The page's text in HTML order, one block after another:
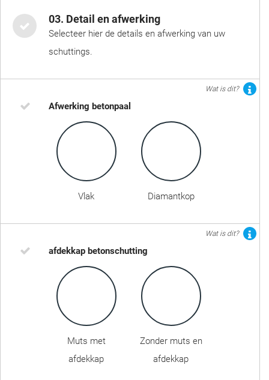
03. Detail en afwerking
Selecteer hier de details en afwerking van uw
schuttings.
Wat is dit?
Afwerking betonpaal
Vlak Diamantkop
Wat is dit?
afdekkap betonschutting
Muts met
afdekkap
Zonder muts en
afdekkap